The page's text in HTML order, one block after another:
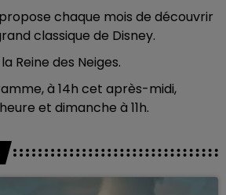
chaque mois de découvrir
classique de Disney.
Reine des Neiges.
à 14h cet après-midi,
et dimanche à 11h.